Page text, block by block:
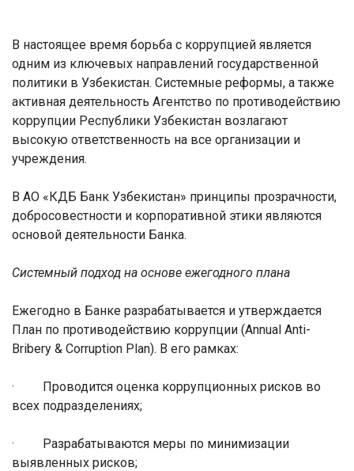
В настоящее время борьба с коррупцией является
одним из ключевых направлений государственной
политики в Узбекистан. Системные реформы, а также
активная деятельность Агентство по противодействию
коррупции Республики Узбекистан возлагают
высокую ответственность на все организации и
учреждения.
В АО «КДБ Банк Узбекистан» принципы прозрачности,
добросовестности и корпоративной этики являются
основой деятельности Банка.
Системный подход на основе ежегодного плана
Ежегодно в Банке разрабатывается и утверждается
План по противодействию коррупции (Annual Anti-
Bribery & Corruption Plan). В его рамках:
·
Проводится оценка коррупционных рисков во
всех подразделениях;
·
Разрабатываются меры по минимизации
выявленных рисков;